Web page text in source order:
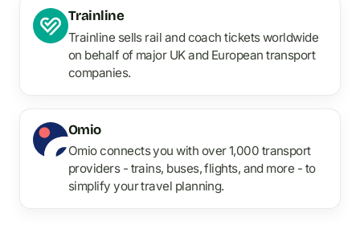
Trainline
Trainline sells rail and coach tickets worldwide
on behalf of major UK and European transport
companies.
Omio
Omio connects you with over 1,000 transport
providers - trains, buses, flights, and more - to
simplify your travel planning.